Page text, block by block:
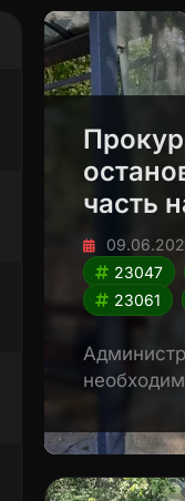
часть
23047
23061